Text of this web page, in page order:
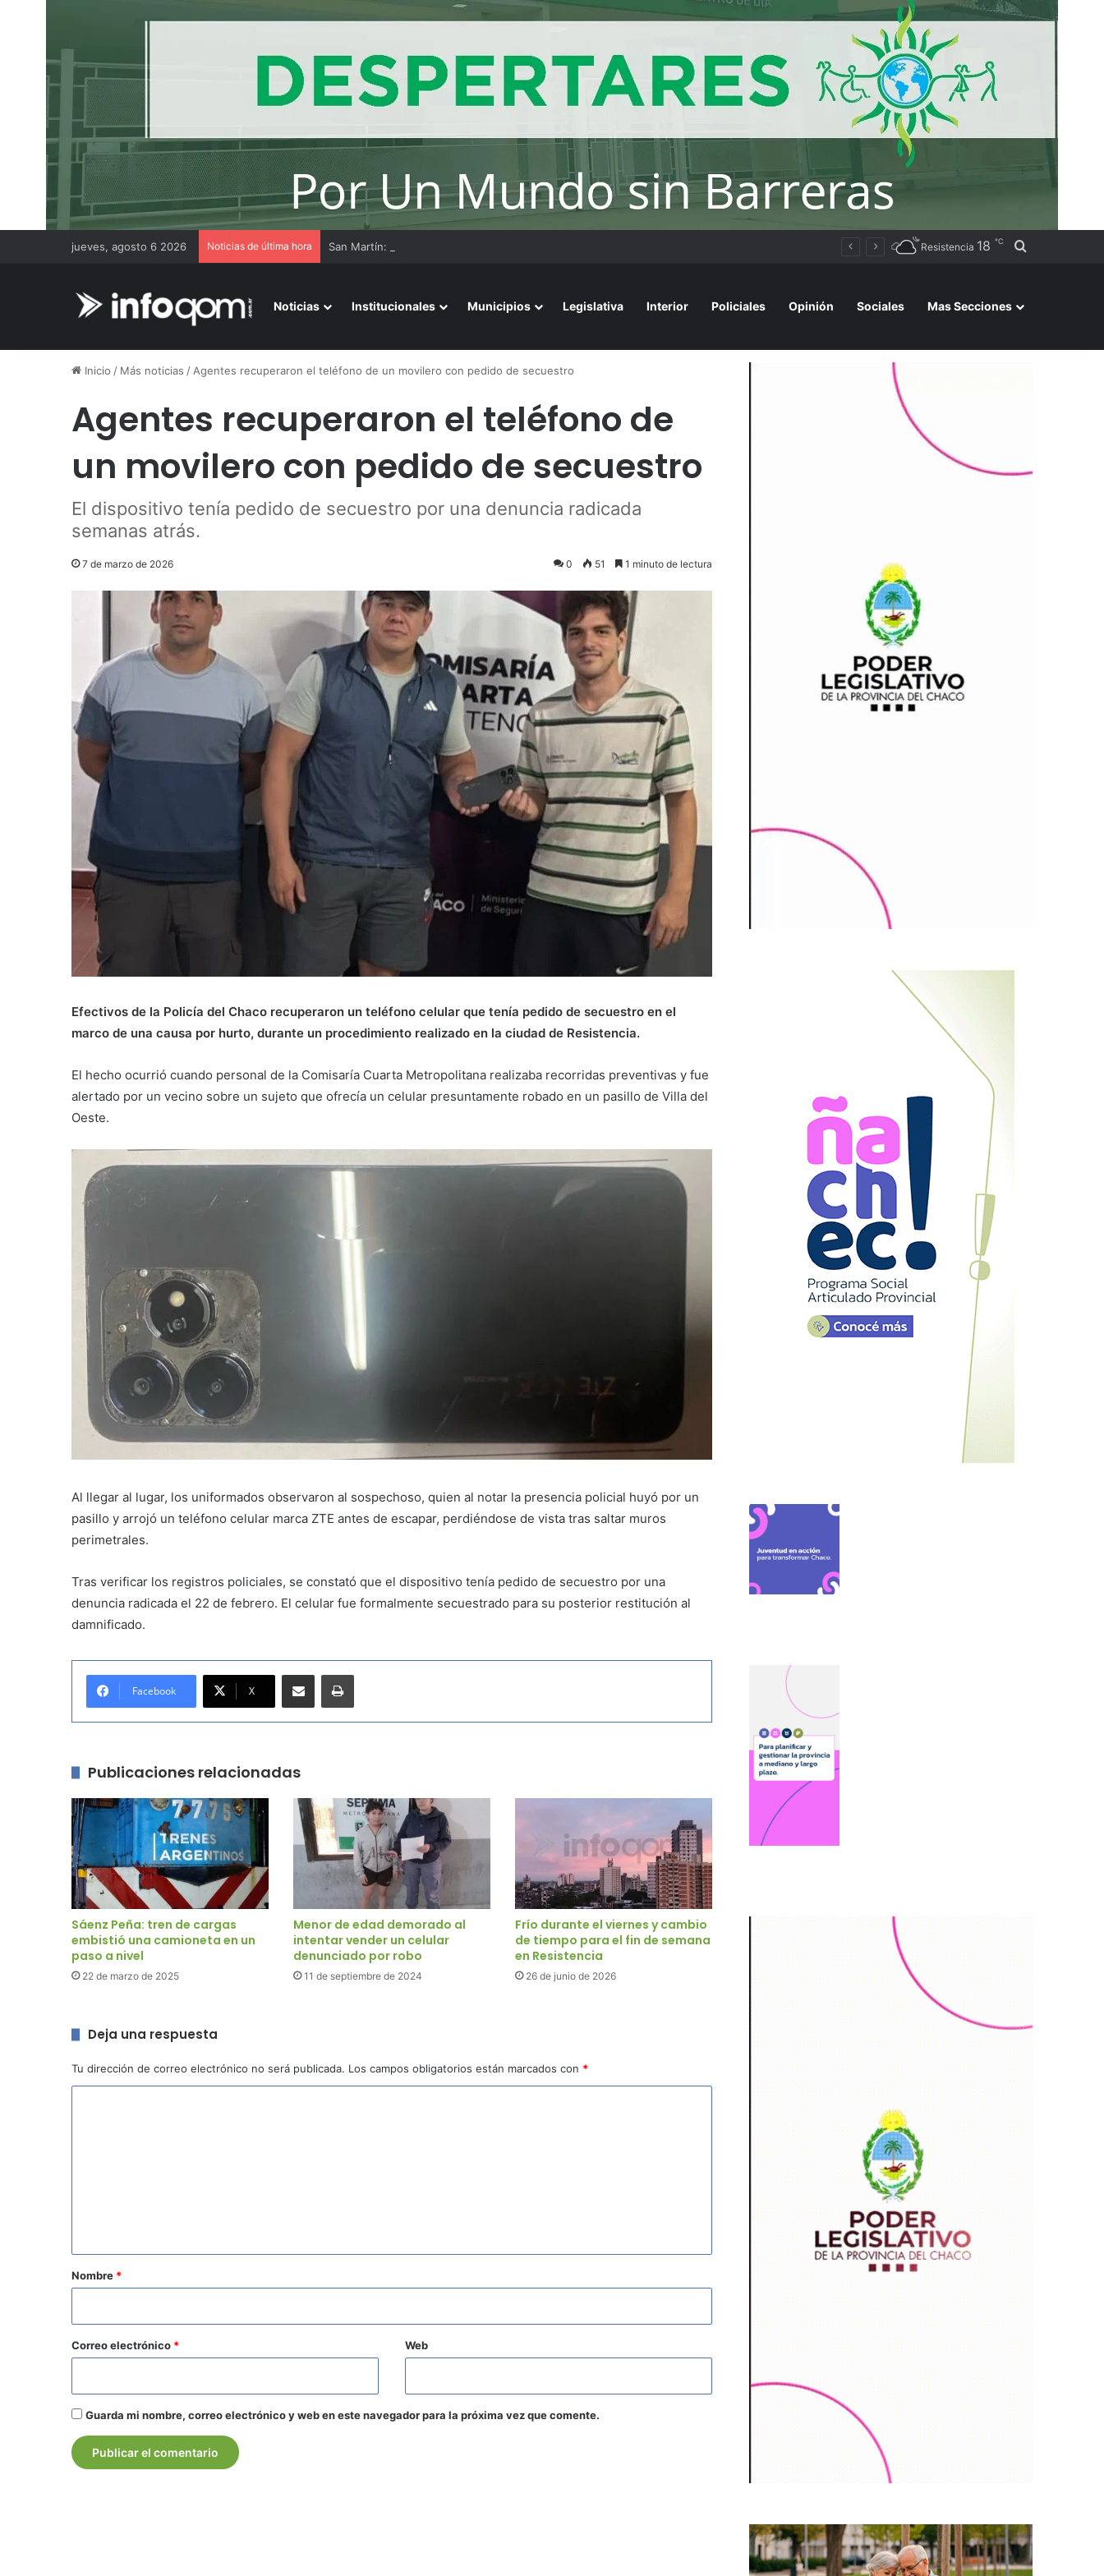
jueves, agosto 6 2026 Noticias de última hora Resistencia 18 ℃ Buscar por
Noticias Institucionales Municipios Legislativa Interior Policiales Opinión Sociales Mas Secciones
Inicio / Más noticias / Agentes recuperaron el teléfono de un movilero con pedido de secuestro
Agentes recuperaron el teléfono de
un movilero con pedido de secuestro
El dispositivo tenía pedido de secuestro por una denuncia radicada
semanas atrás.
7 de marzo de 2026 0 51 1 minuto de lectura
Efectivos de la Policía del Chaco recuperaron un teléfono celular que tenía pedido de secuestro en el
marco de una causa por hurto, durante un procedimiento realizado en la ciudad de Resistencia.
El hecho ocurrió cuando personal de la Comisaría Cuarta Metropolitana realizaba recorridas preventivas y fue
alertado por un vecino sobre un sujeto que ofrecía un celular presuntamente robado en un pasillo de Villa del
Oeste.
Al llegar al lugar, los uniformados observaron al sospechoso, quien al notar la presencia policial huyó por un
pasillo y arrojó un teléfono celular marca ZTE antes de escapar, perdiéndose de vista tras saltar muros
perimetrales.
Tras verificar los registros policiales, se constató que el dispositivo tenía pedido de secuestro por una
denuncia radicada el 22 de febrero. El celular fue formalmente secuestrado para su posterior restitución al
damnificado.
Facebook X
Publicaciones relacionadas
Sáenz Peña: tren de cargas
embistió una camioneta en un
paso a nivel
22 de marzo de 2025
Menor de edad demorado al
intentar vender un celular
denunciado por robo
11 de septiembre de 2024
Frío durante el viernes y cambio
de tiempo para el fin de semana
en Resistencia
26 de junio de 2026
Deja una respuesta
Tu dirección de correo electrónico no será publicada. Los campos obligatorios están marcados con *
r
*
Nombre *
Correo electrónico * Web
Guarda mi nombre, correo electrónico y web en este navegador para la próxima vez que comente.